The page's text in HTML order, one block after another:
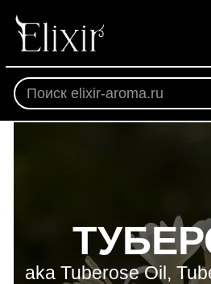
aka Tuberose Oil,